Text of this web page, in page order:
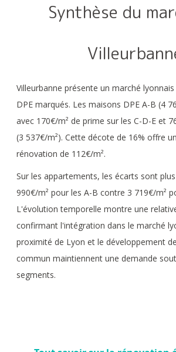
Synthèse du
Villeurbanne présente un marché
DPE marqués. Les maisons DPE A-B (4
avec 170€/m² de prime sur les C-D-E et
(3 537€/m²). Cette décote de 16% offre
rénovation de 112€/m².
Sur les appartements, les écarts sont
990€/m² pour les A-B contre 3 719€/m²
L'évolution temporelle montre une
confirmant l'intégration dans le marché
proximité de Lyon et le développement
commun maintiennent une demande
segments.